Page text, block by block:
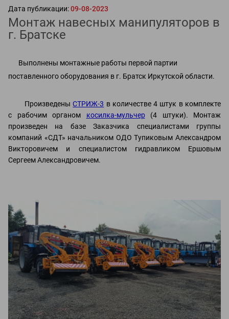
Монтаж навесных манипуляторов в
г. Братске
Дата публикации:09-08-2023
Выполнены монтажные работы первой партии
поставленного оборудования в г. Братск Иркутской области.
ПроизведеныСТРИЖ-3 в количестве 4 штук в комплекте
с рабочим органом косилка-мульчер(4 штуки). Монтаж
произведен на базе Заказчика специалистами группы
компаний «СДТ» начальником ОДО Тупиковым Александром
Викторовичем и специалистом гидравликом Ершовым
Сергеем Александровичем.